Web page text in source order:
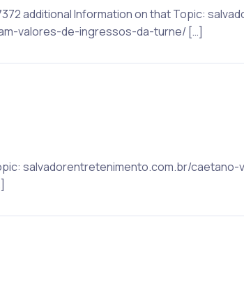
additional Information on that Topic:
valores-de-ingressos-da-turne/ […]
salvadorentretenimento.com.br/